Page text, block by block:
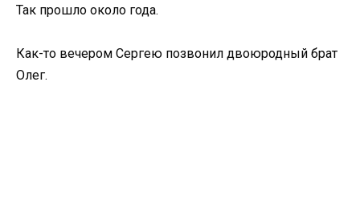
Так прошло около года.
Как-то вечером Сергею позвонил двоюродный брат
Олег.